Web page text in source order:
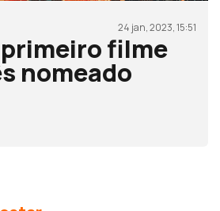
24 jan, 2023, 15:51
filme
nomeado